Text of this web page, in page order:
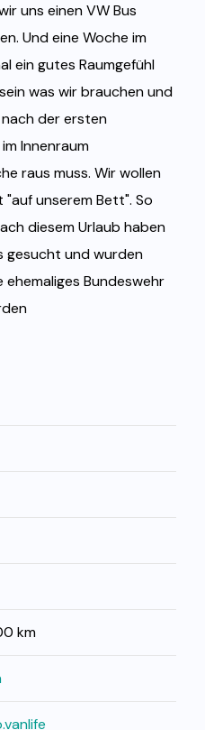
uns einen VW Bus
Und eine Woche im
ein gutes Raumgefühl
was wir brauchen und
nach der ersten
Innenraum
raus muss. Wir wollen
unserem Bett". So
diesem Urlaub haben
gesucht und wurden
ehemaliges Bundeswehr
km